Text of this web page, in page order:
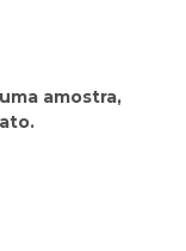
amostra,